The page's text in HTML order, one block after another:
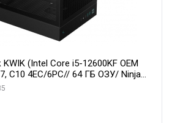
(Intel Core i5-12600KF OEM
C10 4EC/6PC// 64 ГБ ОЗУ/ Ninja
128bit GDDR6 DVI DP HDMI 2/